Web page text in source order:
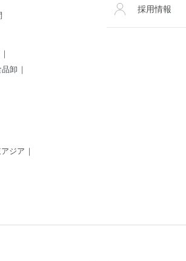
卸
ジア
採用情報